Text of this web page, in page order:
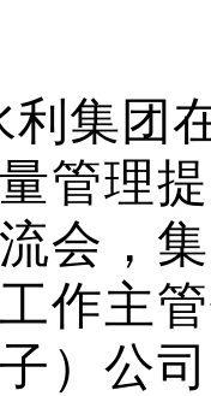
利集团
管理
会，
作主
）公